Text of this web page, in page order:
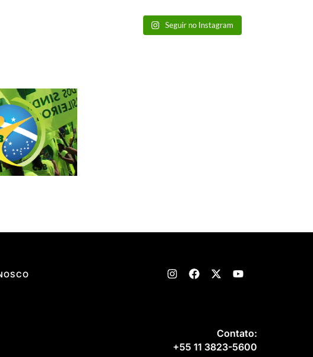
Seguir no Instagram
Contato:
+55 11 3823-5600